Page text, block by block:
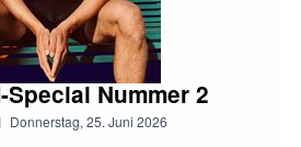
INE lose!
Special Nummer 2
Donnerstag, 25. Juni 2026